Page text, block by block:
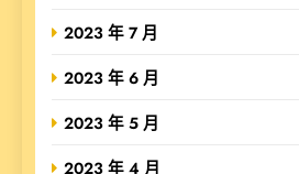
2023 年 7 月
2023 年 6 月
2023 年 5 月
2023 年 4 月